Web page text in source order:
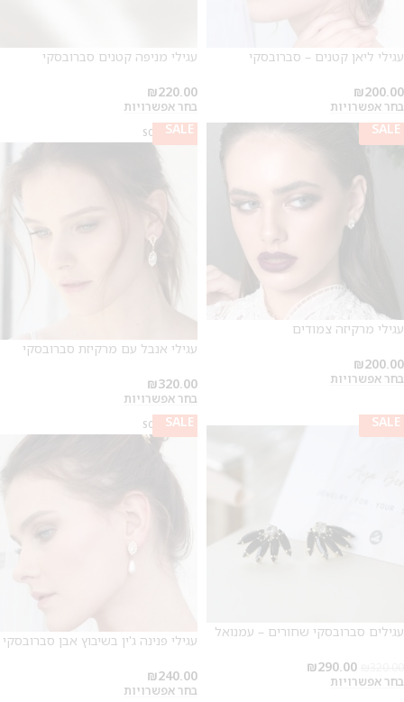
עגילי ליאן קטנים – סברובסקי
₪200.00
בחר אפשרויות
עגילי מניפה קטנים סברובסקי
₪220.00
בחר אפשרויות
SALE
עגילי מרקיזה צמודים
₪200.00
בחר אפשרויות
SOLD OUT
SALE
עגילי אנבל עם מרקיזת סברובסקי
₪320.00
בחר אפשרויות
SALE
SALE
עגילים סברובסקי שחורים – עמנואל
₪290.00
בחר אפשרויות
SOLD OUT
SALE
עגילי פנינה ג'ין בשיבוץ אבן סברובסקי
₪240.00
בחר אפשרויות